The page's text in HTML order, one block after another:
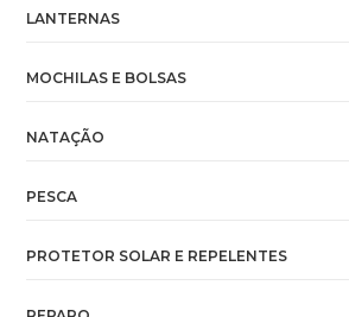
LANTERNAS
MOCHILAS E BOLSAS
NATAÇÃO
PESCA
PROTETOR SOLAR E REPELENTES